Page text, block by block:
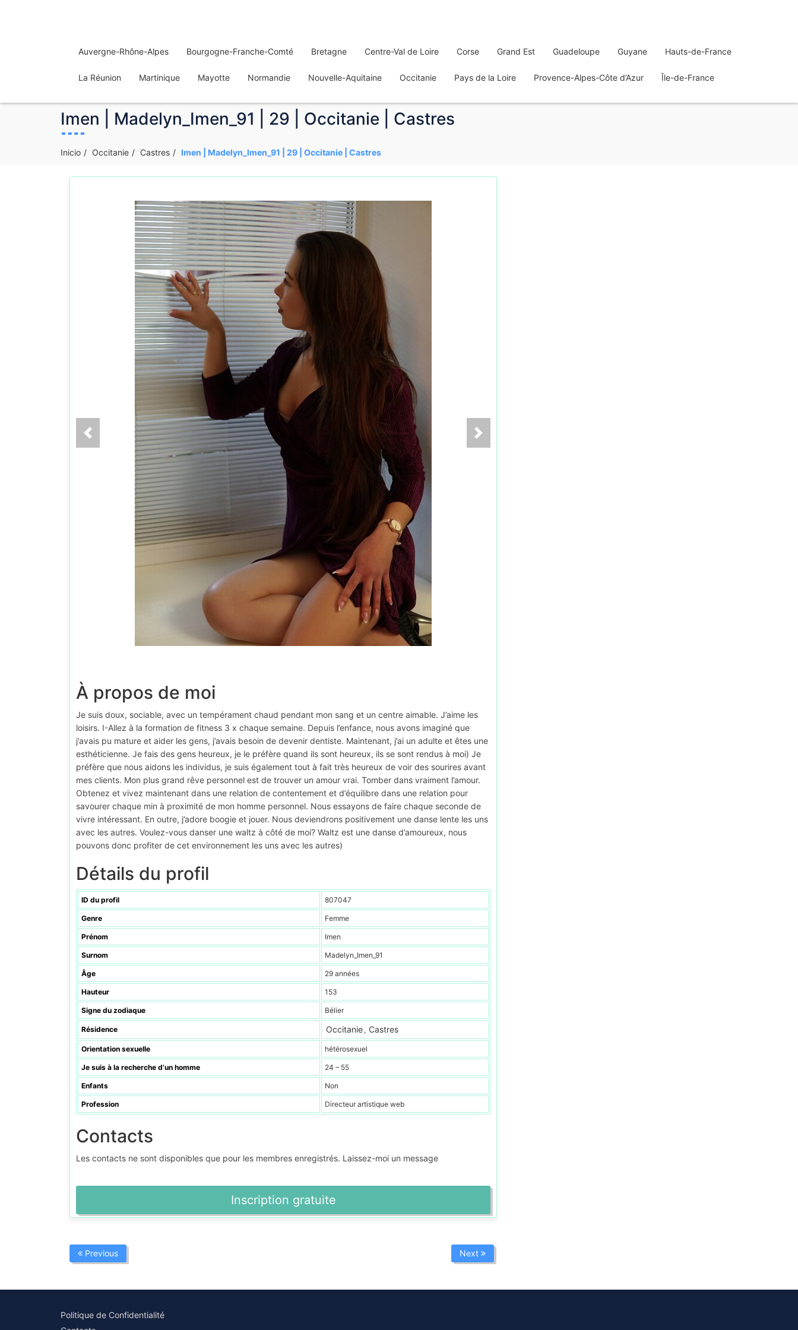
Auvergne-Rhône-Alpes Bourgogne-Franche-Comté Bretagne Centre-Val de Loire Corse Grand Est Guadeloupe Guyane Hauts-de-France
La Réunion Martinique Mayotte Normandie Nouvelle-Aquitaine Occitanie Pays de la Loire Provence-Alpes-Côte d’Azur Île-de-France
Imen | Madelyn_Imen_91 | 29 | Occitanie | Castres
Inicio Occitanie Castres Imen | Madelyn_Imen_91 | 29 | Occitanie | Castres
À propos de moi
Je suis doux, sociable, avec un tempérament chaud pendant mon sang et un centre aimable. J’aime les
loisirs. I-Allez à la formation de fitness 3 x chaque semaine. Depuis l’enfance, nous avons imaginé que
j’avais pu mature et aider les gens, j’avais besoin de devenir dentiste. Maintenant, j’ai un adulte et êtes une
esthéticienne. Je fais des gens heureux, je le préfère quand ils sont heureux, ils se sont rendus à moi) Je
préfère que nous aidons les individus, je suis également tout à fait très heureux de voir des sourires avant
mes clients. Mon plus grand rêve personnel est de trouver un amour vrai. Tomber dans vraiment l’amour.
Obtenez et vivez maintenant dans une relation de contentement et d’équilibre dans une relation pour
savourer chaque min à proximité de mon homme personnel. Nous essayons de faire chaque seconde de
vivre intéressant. En outre, j’adore boogie et jouer. Nous deviendrons positivement une danse lente les uns
avec les autres. Voulez-vous danser une waltz à côté de moi? Waltz est une danse d’amoureux, nous
pouvons donc profiter de cet environnement les uns avec les autres)
Détails du profil
ID du profil 807047
Genre Femme
Prénom Imen
Surnom Madelyn_Imen_91
Âge 29 années
Hauteur 153
Signe du zodiaque Bélier
Résidence Occitanie , Castres
Orientation sexuelle hétérosexuel
Je suis à la recherche d’un homme 24 – 55
Enfants Non
Profession Directeur artistique web
Contacts
Les contacts ne sont disponibles que pour les membres enregistrés. Laissez-moi un message
Inscription gratuite
Previous Next
Politique de Confidentialité